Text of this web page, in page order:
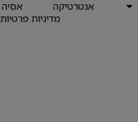
אנטרטיקה אסיה
מדיניות פרטיות